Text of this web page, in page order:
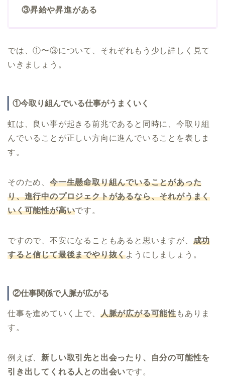
③昇給や昇進がある
では、①〜③について、それぞれもう少し詳しく見て
いきましょう。
①今取り組んでいる仕事がうまくいく
虹は、良い事が起きる前兆であると同時に、今取り組
んでいることが正しい方向に進んでいることを表しま
す。
そのため、 今一生懸命取り組んでいることがあった
り、進行中のプロジェクトがあるなら、それがうまく
いく可能性が高いです。
ですので、不安になることもあると思いますが、 成功
すると信じて最後までやり抜くようにしましょう。
②仕事関係で人脈が広がる
仕事を進めていく上で、 人脈が広がる可能性もありま
す。
例えば、新しい取引先と出会ったり、自分の可能性を
引き出してくれる人との出会いです。